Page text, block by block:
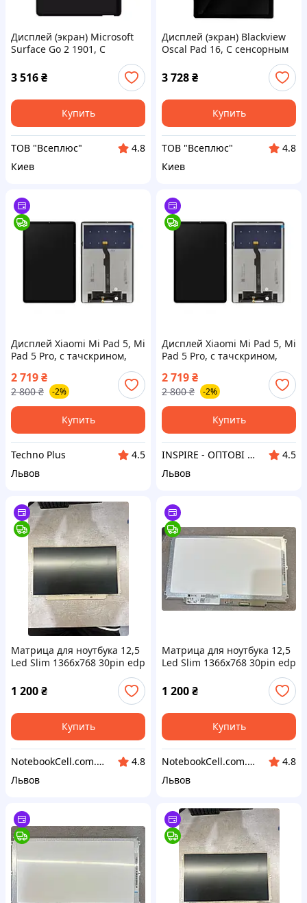
Дисплей (экран) Microsoft
Surface Go 2 1901, С
Черный
3 516₴
Купить
ТОВ "Всеплюс"
4.8
Киев
Дисплей (экран) Blackview
Oscal Pad 16, С сенсорным
3 728₴
Купить
ТОВ "Всеплюс"
4.8
Киев
Дисплей Xiaomi Mi Pad 5, Mi
Pad 5 Pro, с тачскрином,
2 719₴
2 800 ₴ -2%
Купить
Techno Plus
4.5
Львов
Дисплей Xiaomi Mi Pad 5, Mi
Pad 5 Pro, с тачскрином,
2 719₴
2 800 ₴ -2%
Купить
INSPIRE - ОПТОВІ ПРОДАЖІ ТА БЕЗГОТІВКА ДЛЯ БІЗНЕСУ
4.5
Львов
Матрица для ноутбука 12,5
Led Slim 1366x768 30pin edp
разъем справа внизу ушки
по бокам HB125WX1-100 б/у
1 200₴
Купить
NotebookCell.com.ua
4.8
Львов
Матрица для ноутбука 12,5
Led Slim 1366x768 30pin edp
разъем справа внизу ушки
по бокам HB125WX1-100 б/у
1 200₴
Купить
NotebookCell.com.ua
4.8
Львов